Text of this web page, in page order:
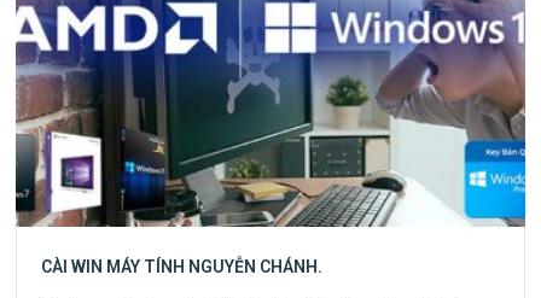
CÀI WIN MÁY TÍNH NGUYỄN CHÁNH.